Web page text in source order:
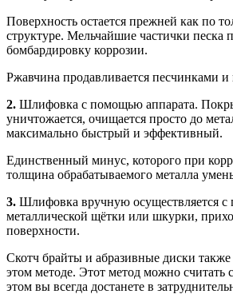
Поверхность остается прежней как по
структуре. Мельчайшие частички песка
бомбардировку коррозии.
Ржавчина продавливается песчинками
2. Шлифовка с помощью аппарата.
уничтожается, очищается просто до
максимально быстрый и эффективный.
Единственный минус, которого при
толщина обрабатываемого металла
3. Шлифовка вручную осуществляется
металлической щётки или шкурки,
поверхности.
Скотч брайты и абразивные диски
этом методе. Этот метод можно
этом вы всегда достанете в